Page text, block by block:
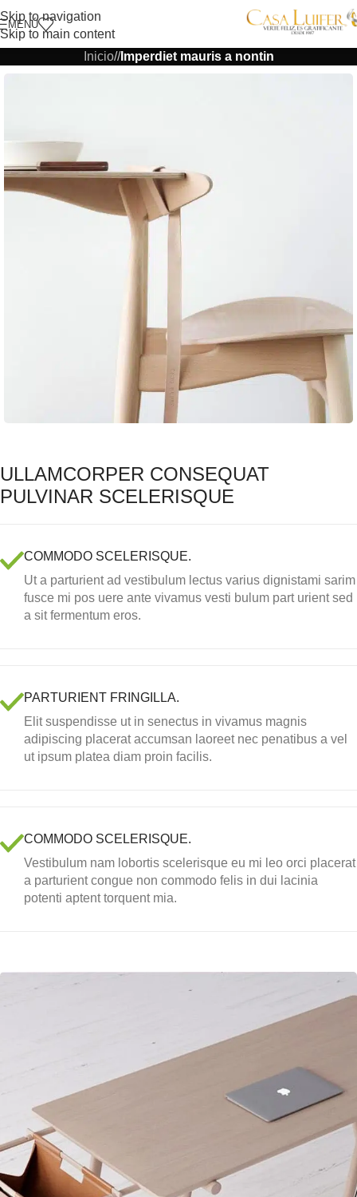
Skip to navigation
Skip to main content
MENÚ
Inicio//Imperdiet mauris a nontin
ULLAMCORPER CONSEQUAT
PULVINAR SCELERISQUE
COMMODO SCELERISQUE.
Ut a parturient ad vestibulum lectus varius dignistami sarim
fusce mi pos uere ante vivamus vesti bulum part urient sed
a sit fermentum eros.
PARTURIENT FRINGILLA.
Elit suspendisse ut in senectus in vivamus magnis
adipiscing placerat accumsan laoreet nec penatibus a vel
ut ipsum platea diam proin facilis.
COMMODO SCELERISQUE.
Vestibulum nam lobortis scelerisque eu mi leo orci placerat
a parturient congue non commodo felis in dui lacinia
potenti aptent torquent mia.